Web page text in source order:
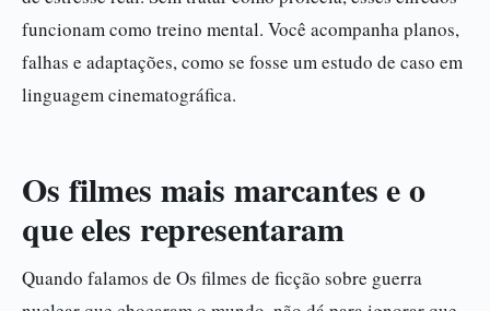
funcionam como treino mental. Você acompanha planos,
falhas e adaptações, como se fosse um estudo de caso em
linguagem cinematográfica.
Os filmes mais marcantes e o
que eles representaram
Quando falamos de Os filmes de ficção sobre guerra